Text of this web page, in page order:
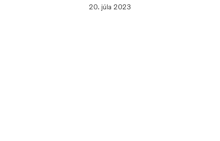
20. júla 2023